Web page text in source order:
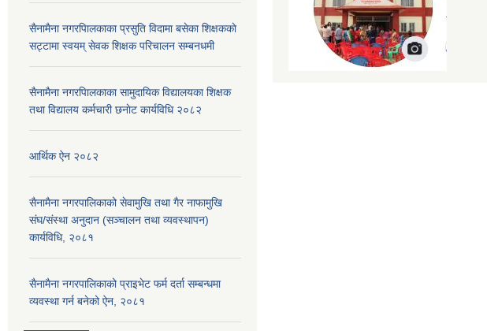
सैनामैना नगरपािलकाका प्रसुति विदामा बसेका शिक्षककाे
सट्टामा स्वयम् सेवक शिक्षक परिचालन सम्बनधमी
सैनामैना नगरपािलकाका सामुदायिक विद्यालयका शिक्षक
तथा विद्यालय कर्मचारी छनाेट कार्यविधि २०८२
आर्थिक ऐन २०८२
सैनामैना नगरपालिकाको सेवामुखि तथा गैर नाफामुखि
संघ/संस्था अनुदान (सञ्चालन तथा व्यवस्थापन)
कार्यविधि, २०८१
सैनामैना नगरपालिकाको प्राइभेट फर्म दर्ता सम्बन्धमा
व्यवस्था गर्न बनेको ऐन, २०८१